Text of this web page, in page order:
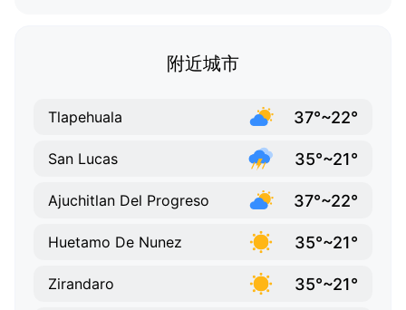
附近城市
Tlapehuala 37°~22°
San Lucas 35°~21°
Ajuchitlan Del Progreso 37°~22°
Huetamo De Nunez 35°~21°
Zirandaro 35°~21°